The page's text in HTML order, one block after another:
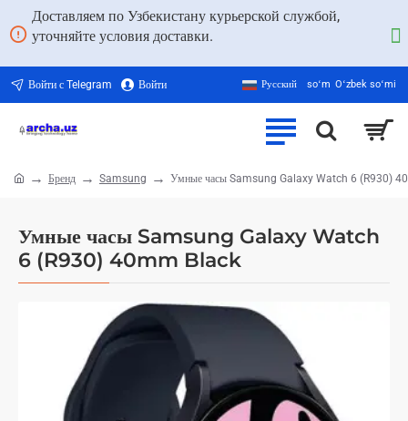
Доставляем по Узбекистану курьерской службой,
уточняйте условия доставки.
Войти с Telegram Войти Русский soʻm Oʻzbek soʻmi
Умные часы Samsung Galaxy Watch
6 (R930) 40mm Black
Бренд Samsung Умные часы Samsung Galaxy Watch 6 (R930)